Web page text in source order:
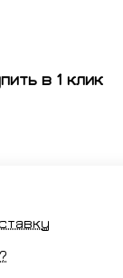
в 1 клик